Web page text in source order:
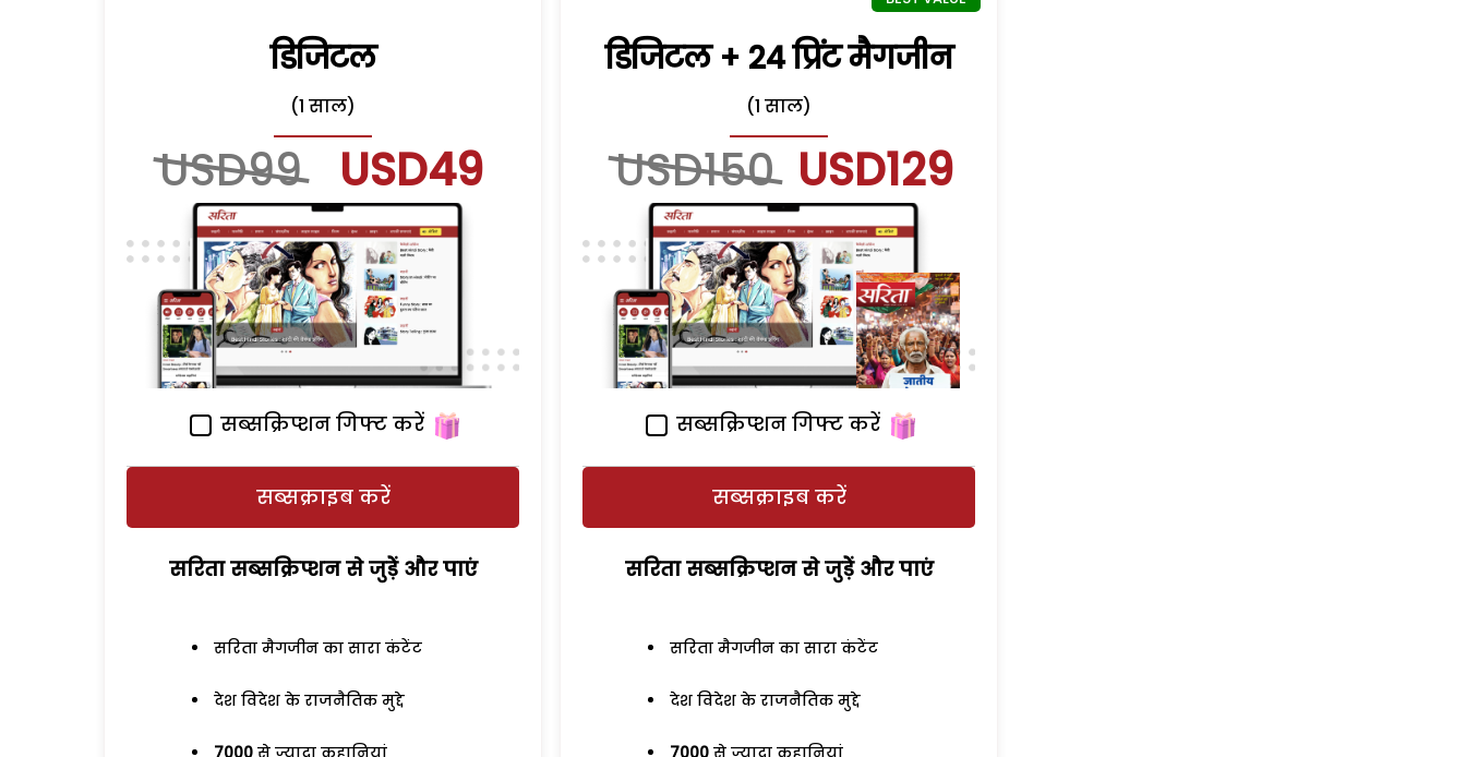
डिजिटल
(1 साल)
USD99 USD49
सब्सक्रिप्शन गिफ्ट करें
सब्सक्राइब करें
सरिता सब्सक्रिप्शन से जुड़ेें और पाएं
सरिता मैगजीन का सारा कंटेंट
देश विदेश के राजनैतिक मुद्दे
डिजिटल + 24 प्रिंट मैगजीन
(1 साल)
USD150 USD129
सब्सक्रिप्शन गिफ्ट करें
सब्सक्राइब करें
सरिता सब्सक्रिप्शन से जुड़ेें और पाएं
सरिता मैगजीन का सारा कंटेंट
देश विदेश के राजनैतिक मुद्दे